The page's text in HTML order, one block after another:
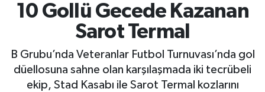
10 Gollü Gecede Kazanan
Sarot Termal
B Grubu’nda Veteranlar Futbol Turnuvası’nda gol
düellosuna sahne olan karşılaşmada iki tecrübeli
ekip, Stad Kasabı ile Sarot Termal kozlarını